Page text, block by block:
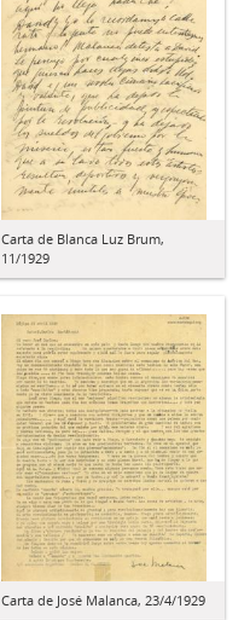
Carta de Blanca Luz Brum,
11/1929
Carta de José Malanca, 23/4/1929